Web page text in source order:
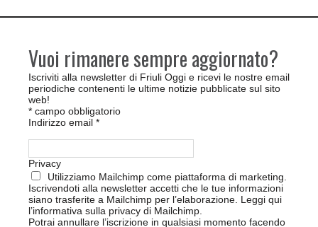
Vuoi rimanere sempre aggiornato?
Iscriviti alla newsletter di Friuli Oggi e ricevi le nostre email
periodiche contenenti le ultime notizie pubblicate sul sito
web!
* campo obbligatorio
Indirizzo email *
Privacy
Utilizziamo Mailchimp come piattaforma di marketing.
Iscrivendoti alla newsletter accetti che le tue informazioni
siano trasferite a Mailchimp per l’elaborazione. Leggi qui
l’informativa sulla privacy di Mailchimp
Potrai annullare l’iscrizione in qualsiasi momento facendo